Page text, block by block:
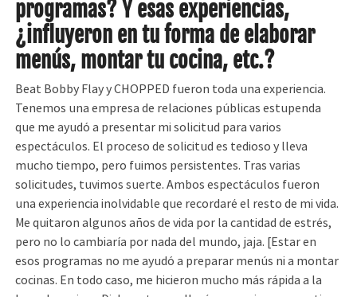
programas?Y esas experiencias,
¿influyeron en tu forma de elaborar
menús, montar tu cocina, etc.?
Beat Bobby Flay y CHOPPED fueron toda una experiencia.
Tenemos una empresa de relaciones públicas estupenda
que me ayudó a presentar mi solicitud para varios
espectáculos. El proceso de solicitud es tedioso y lleva
mucho tiempo, pero fuimos persistentes. Tras varias
solicitudes, tuvimos suerte. Ambos espectáculos fueron
una experiencia inolvidable que recordaré el resto de mi vida.
Me quitaron algunos años de vida por la cantidad de estrés,
pero no lo cambiaría por nada del mundo, jaja. [Estar en
esos programas no me ayudó a preparar menús ni a montar
cocinas. En todo caso, me hicieron mucho más rápida a la